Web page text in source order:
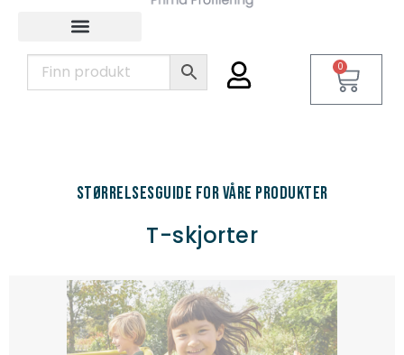
0
Størrelsesguide for våre produkter
T-skjorter